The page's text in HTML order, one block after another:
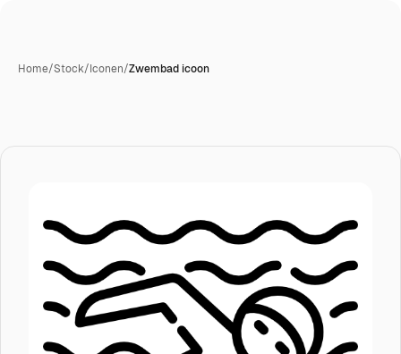
Home/Stock/Iconen/Zwembad icoon